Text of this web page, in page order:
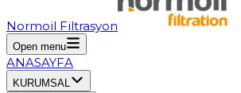
Normoil Filtrasyon
Open menu
ANASAYFA
KURUMSAL